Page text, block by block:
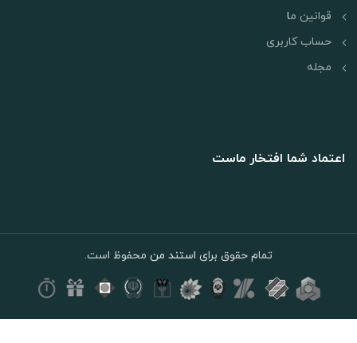
قوانین ما
حساب کاربری
مجله
اعتماد شما افتخار ماست
تمام حقوق برای استند من محفوظ است.